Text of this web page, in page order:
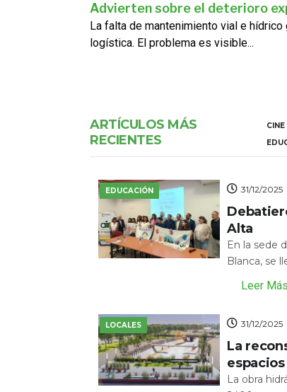
Advierten sobre el deterioro
La falta de mantenimiento vial e
logística. El problema es visible...
ARTÍCULOS MÁS
RECIENTES
CINE
EDUCACIÓN 31/12/2025
Alta
En la sede
Blanca, se
Leer Más
LOCALES 31/12/2025
La
La obra